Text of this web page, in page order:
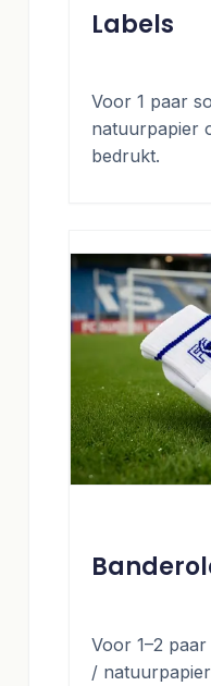
Labels
Voor 1 paar
natuurpapier
bedrukt.
Voor 1–2
/